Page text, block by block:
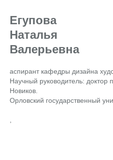
Егупова
Наталья
Валерьевна
аспирант кафедры дизайна
Научный руководитель: доктор
Новиков.
Орловский государственный